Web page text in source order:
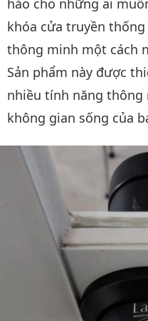
hảo cho những ai
khóa cửa truyền
thông minh một cách
Sản phẩm này được
nhiều tính năng
không gian sống của